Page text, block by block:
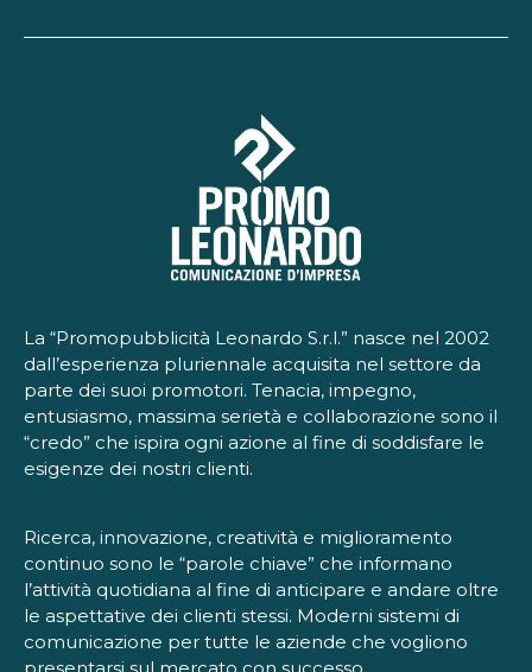
La “Promopubblicità Leonardo S.r.l.” nasce nel 2002
dall’esperienza pluriennale acquisita nel settore da
parte dei suoi promotori. Tenacia, impegno,
entusiasmo, massima serietà e collaborazione sono il
“credo” che ispira ogni azione al fine di soddisfare le
esigenze dei nostri clienti.
Ricerca, innovazione, creatività e miglioramento
continuo sono le “parole chiave” che informano
l’attività quotidiana al fine di anticipare e andare oltre
le aspettative dei clienti stessi. Moderni sistemi di
comunicazione per tutte le aziende che vogliono